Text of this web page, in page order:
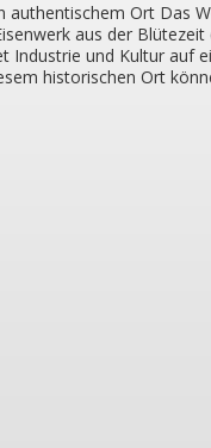
authentischem Ort Das
aus der
Industrie und Kultur auf
historischen Ort